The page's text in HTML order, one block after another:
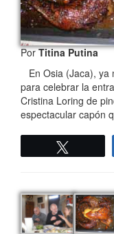
PorTitina Putina
En Osia (Jaca), ya
para celebrar la
Cristina Loring de
espectacular capón